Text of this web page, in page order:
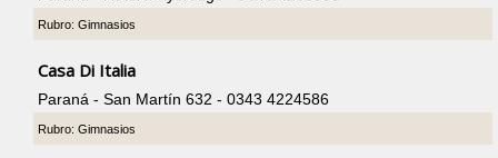
Rubro: Gimnasios
Casa Di Italia
Paraná - San Martín 632 - 0343 4224586
Rubro: Gimnasios